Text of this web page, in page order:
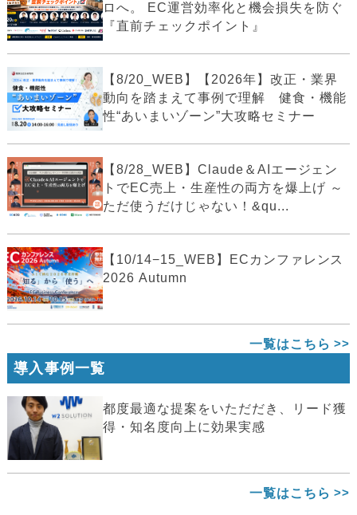
ロへ。 EC運営効率化と機会損失を防ぐ
『直前チェックポイント』
【8/20_WEB】【2026年】改正・業界
動向を踏まえて事例で理解 健食・機能
性“あいまいゾーン”大攻略セミナー
【8/28_WEB】Claude＆AIエージェン
トでEC売上・生産性の両方を爆上げ ～
ただ使うだけじゃない！&qu...
【10/14−15_WEB】ECカンファレンス
2026 Autumn
一覧はこちら
導入事例一覧
都度最適な提案をいただだき、リード獲
得・知名度向上に効果実感
一覧はこちら